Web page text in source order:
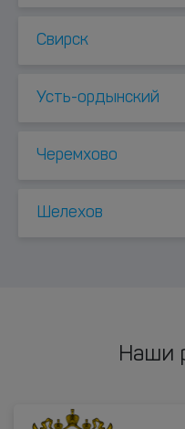
Свирск
Усть-ордынский
Черемхово
Шелехов
Наши